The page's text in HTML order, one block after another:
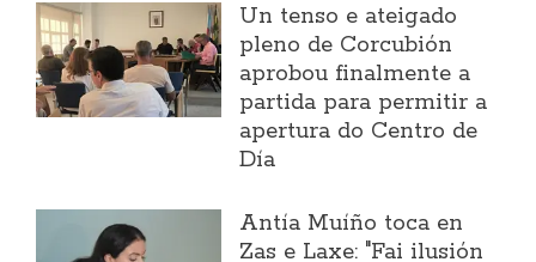
Un tenso e ateigado
pleno de Corcubión
aprobou finalmente a
partida para permitir a
apertura do Centro de
Día
Antía Muíño toca en
Zas e Laxe: "Fai ilusión